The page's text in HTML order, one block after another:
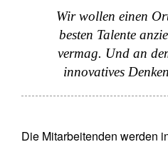
Wir wollen einen
besten Talente
vermag. Und an
innovatives
Die Mitarbeitenden werden
Newsletter